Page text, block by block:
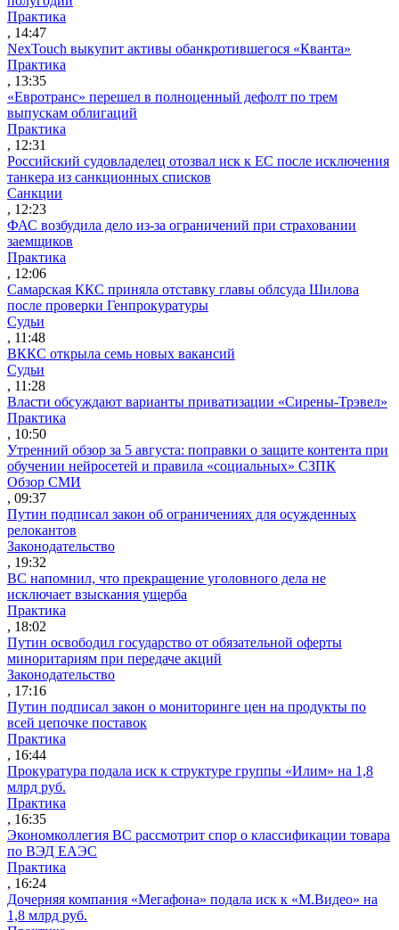
Практика
, 14:47
NexTouch выкупит активы обанкротившегося «Кванта»
Практика
, 13:35
«Евротранс» перешел в полноценный дефолт по трем
выпускам облигаций
Практика
, 12:31
Российский судовладелец отозвал иск к ЕС после исключения
танкера из санкционных списков
Санкции
, 12:23
ФАС возбудила дело из-за ограничений при страховании
заемщиков
Практика
, 12:06
Самарская ККС приняла отставку главы облсуда Шилова
после проверки Генпрокуратуры
Судьи
, 11:48
ВККС открыла семь новых вакансий
Судьи
, 11:28
Власти обсуждают варианты приватизации «Сирены-Трэвел»
Практика
, 10:50
Утренний обзор за 5 августа: поправки о защите контента при
обучении нейросетей и правила «социальных» СЗПК
Обзор СМИ
, 09:37
Путин подписал закон об ограничениях для осужденных
релокантов
Законодательство
, 19:32
ВС напомнил, что прекращение уголовного дела не
исключает взыскания ущерба
Практика
, 18:02
Путин освободил государство от обязательной оферты
миноритариям при передаче акций
Законодательство
, 17:16
Путин подписал закон о мониторинге цен на продукты по
всей цепочке поставок
Практика
, 16:44
Прокуратура подала иск к структуре группы «Илим» на 1,8
млрд руб.
Практика
, 16:35
Экономколлегия ВС рассмотрит спор о классификации товара
по ВЭД ЕАЭС
Практика
, 16:24
Дочерняя компания «Мегафона» подала иск к «М.Видео» на
1,8 млрд руб.